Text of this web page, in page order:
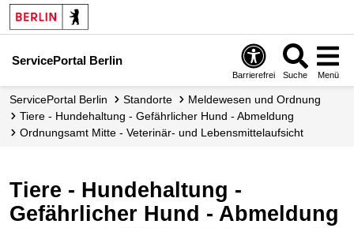
ServicePortal Berlin
Barrierefrei Suche Menü
ServicePortal Berlin Standorte
Meldewesen und Ordnung
Tiere - Hundehaltung - Gefährlicher Hund - Abmeldung
Ordnungsamt Mitte - Veterinär- und Lebensmittelaufsicht
Tiere - Hundehaltung -
Gefährlicher Hund - Abmeldung